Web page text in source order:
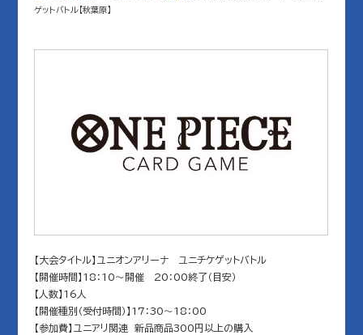
ゲットバトル【秋葉原】
【大会タイトル】ユニオンアリーナ ユニチケゲットバトル
【開催時間】18：10～開催 20：00終了（目安）
【人数】16人
【開催種別（受付時間）】17：30～18：00
【参加費】ユニアリ関連 新品商品300円以上の購入